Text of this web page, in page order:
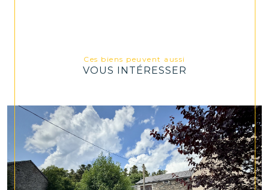
Ces biens peuvent aussi
VOUS INTÉRESSER